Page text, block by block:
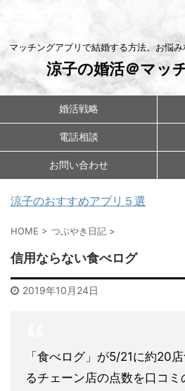
マッチングアプリで結婚する方法。お悩
涼子の婚活＠マッ
婚活戦略
電話相談
お問い合わせ
涼子のおすすめアプリ５選
HOME > つぶやき日記 >
信用ならない食べログ
2019年10月24日
「食べログ」が5/21に約20
るチェーン店の点数を口コ